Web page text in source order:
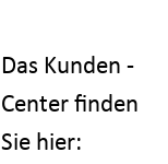
Das Kunden -
Center finden
Sie hier: